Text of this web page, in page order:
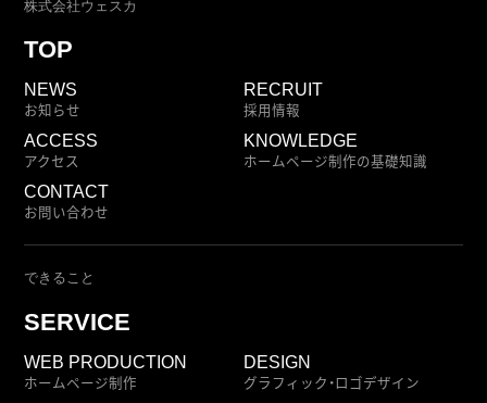
株式会社ウェスカ
TOP
NEWS
お知らせ
RECRUIT
採用情報
ACCESS
アクセス
KNOWLEDGE
ホームページ制作の基礎知識
CONTACT
お問い合わせ
できること
SERVICE
WEB PRODUCTION
ホームページ制作
DESIGN
グラフィック・ロゴデザイン